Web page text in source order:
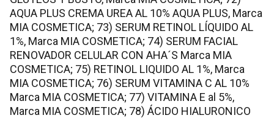
AQUA PLUS CREMA UREA AL 10% AQUA PLUS, Marca
MIA COSMETICA; 73) SERUM RETINOL LÍQUIDO AL
1%, Marca MIA COSMETICA; 74) SERUM FACIAL
RENOVADOR CELULAR CON AHA´S Marca MIA
COSMETICA; 75) RETINOL LIQUIDO AL 1%, Marca
MIA COSMETICA; 76) SERUM VITAMINA C AL 10%
Marca MIA COSMETICA; 77) VITAMINA E al 5%,
Marca MIA COSMETICA; 78) ÁCIDO HIALURONICO